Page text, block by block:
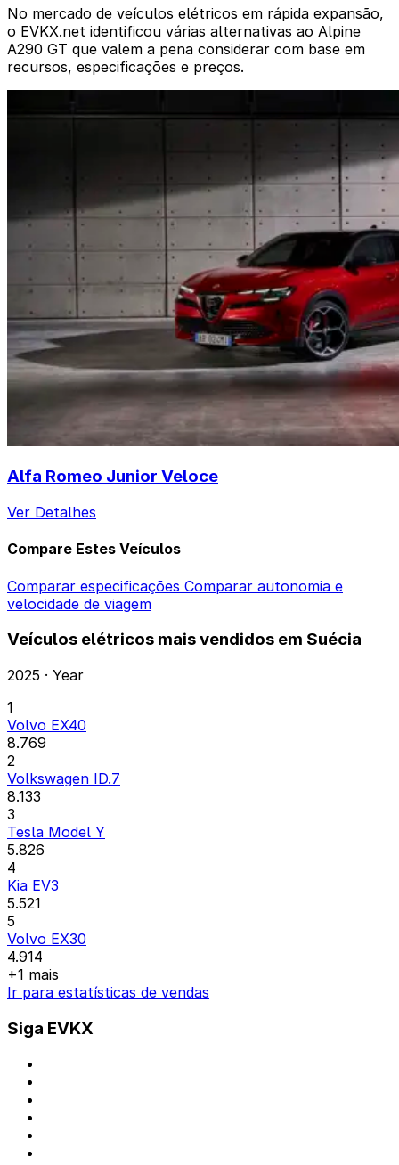
No mercado de veículos elétricos em rápida expansão,
o EVKX.net identificou várias alternativas ao Alpine
A290 GT que valem a pena considerar com base em
recursos, especificações e preços.
Alfa Romeo Junior Veloce
Ver Detalhes
Compare Estes Veículos
Comparar especificações Comparar autonomia e
velocidade de viagem
Veículos elétricos mais vendidos em Suécia
2025 · Year
1
Volvo EX40
8.769
2
Volkswagen ID.7
8.133
3
Tesla Model Y
5.826
4
Kia EV3
5.521
5
Volvo EX30
4.914
+1 mais
Ir para estatísticas de vendas
Siga EVKX